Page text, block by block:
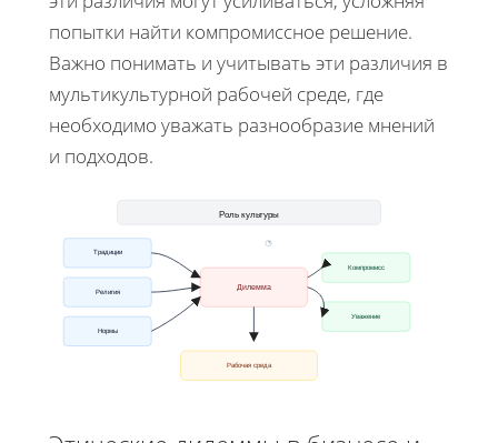
попытки найти компромиссное решение.
Важно понимать и учитывать эти различия в
мультикультурной рабочей среде, где
необходимо уважать разнообразие мнений
и подходов.
Роль культуры
Традиции
Религия
Нормы
Дилемма
Компромисс
Уважение
Рабочая среда
?